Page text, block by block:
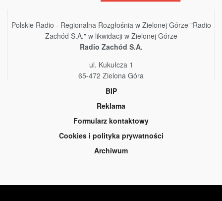
Polskie Radio - Regionalna Rozgłośnia w Zielonej Górze "Radio
Zachód S.A." w likwidacji w Zielonej Górze
Radio Zachód S.A.
ul. Kukułcza 1
65-472 Zielona Góra
BIP
Reklama
Formularz kontaktowy
Cookies i polityka prywatności
Archiwum